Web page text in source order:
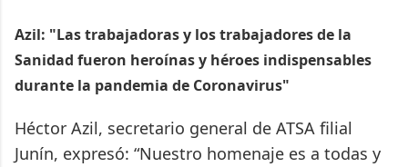
Azil: "Las trabajadoras y los trabajadores de la
Sanidad fueron heroínas y héroes indispensables
durante la pandemia de Coronavirus"
Héctor Azil, secretario general de ATSA filial
Junín, expresó: “Nuestro homenaje es a todas y